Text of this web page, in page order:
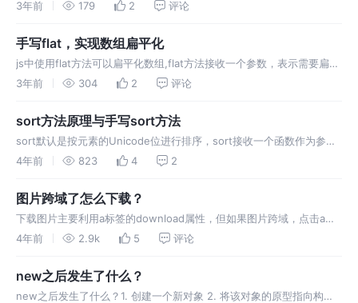
而for循环是一段执行语句，他们在使用时有什么区别呢?
3年前 179 2 评论
手写flat，实现数组扁平化
js中使用flat方法可以扁平化数组,flat方法接收一个参数，表示需要扁平
化的深度，默认为1，参数是Infinity时，表示完全扁平化
3年前 304 2 评论
sort方法原理与手写sort方法
sort默认是按元素的Unicode位进行排序，sort接收一个函数作为参
数，这个函数可以用来改变排序规则
4年前 823 4 2
图片跨域了怎么下载？
下载图片主要利用a标签的download属性，但如果图片跨域，点击a标
签时，不会下载href指定的图片，而是跳转到href指定的网页，那么图
4年前 2.9k 5 评论
new之后发生了什么？
new之后发生了什么？1. 创建一个新对象 2. 将该对象的原型指向构造